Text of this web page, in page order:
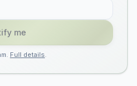
me
Full details.